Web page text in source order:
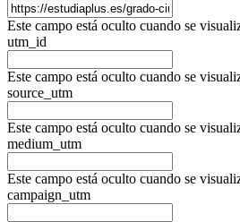
Este campo está oculto cuando se
utm_id
Este campo está oculto cuando se
source_utm
Este campo está oculto cuando se
medium_utm
Este campo está oculto cuando se
campaign_utm